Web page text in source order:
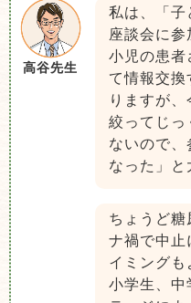
高谷先生
私は、「子
座談会に参
小児の患者
て情報交換
りますが
絞ってじっ
ないので、
なった」と
ちょうど糖
ナ禍で中止
イミングも
小学生、中